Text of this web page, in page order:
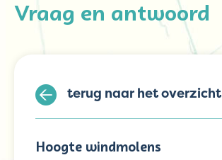
Vraag en antwoord
terug naar het overzicht
Hoogte windmolens